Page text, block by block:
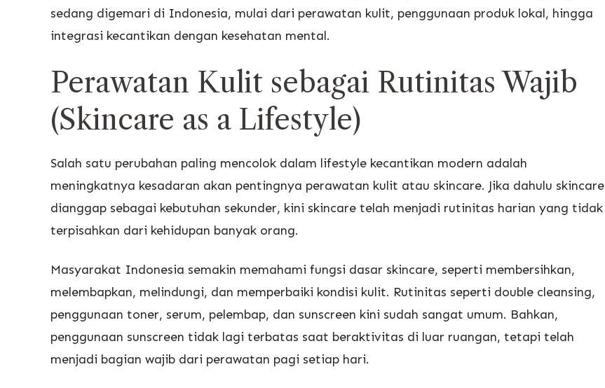
sedang digemari di Indonesia, mulai dari perawatan kulit, penggunaan produk lokal, hingga
integrasi kecantikan dengan kesehatan mental.
Perawatan Kulit sebagai Rutinitas Wajib
(Skincare as a Lifestyle)
Salah satu perubahan paling mencolok dalam lifestyle kecantikan modern adalah
meningkatnya kesadaran akan pentingnya perawatan kulit atau skincare. Jika dahulu skincare
dianggap sebagai kebutuhan sekunder, kini skincare telah menjadi rutinitas harian yang tidak
terpisahkan dari kehidupan banyak orang.
Masyarakat Indonesia semakin memahami fungsi dasar skincare, seperti membersihkan,
melembapkan, melindungi, dan memperbaiki kondisi kulit. Rutinitas seperti double cleansing,
penggunaan toner, serum, pelembap, dan sunscreen kini sudah sangat umum. Bahkan,
penggunaan sunscreen tidak lagi terbatas saat beraktivitas di luar ruangan, tetapi telah
menjadi bagian wajib dari perawatan pagi setiap hari.